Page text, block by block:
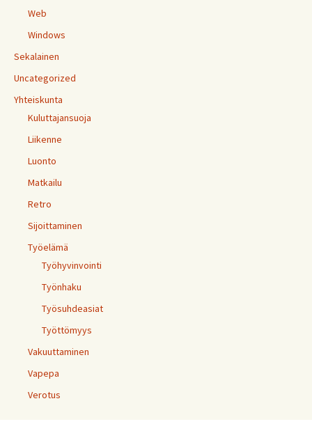
Web
Windows
Sekalainen
Uncategorized
Yhteiskunta
Kuluttajansuoja
Liikenne
Luonto
Matkailu
Retro
Sijoittaminen
Työelämä
Työhyvinvointi
Työnhaku
Työsuhdeasiat
Työttömyys
Vakuuttaminen
Vapepa
Verotus